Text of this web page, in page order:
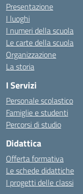
Presentazione
I luoghi
I numeri della scuola
Le carte della scuola
Organizzazione
La storia
I Servizi
Personale scolastico
Famiglie e studenti
Percorsi di studio
Didattica
Offerta formativa
Le schede didattiche
I progetti delle classi